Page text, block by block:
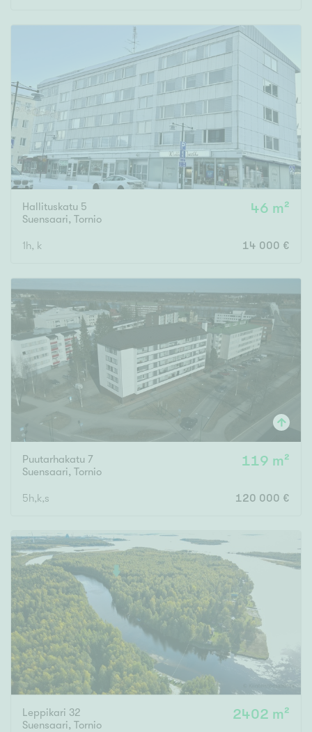
Hallituskatu 5
Suensaari, Tornio
46 m²
1h, k 14 000 €
Puutarhakatu 7
Suensaari, Tornio
119 m²
5h,k,s 120 000 €
Leppikari 32
Suensaari, Tornio
2402 m²